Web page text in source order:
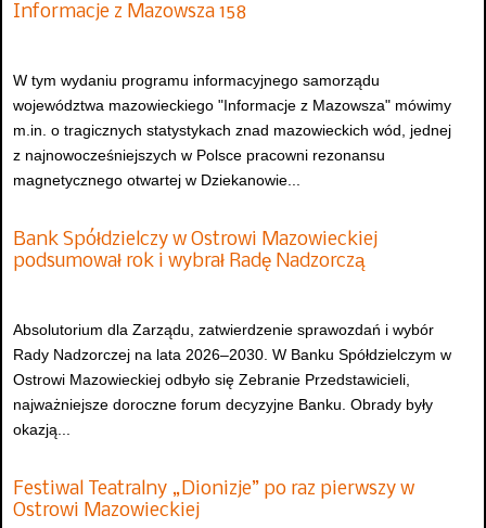
Informacje z Mazowsza 158
W tym wydaniu programu informacyjnego samorządu
województwa mazowieckiego "Informacje z Mazowsza" mówimy
m.in. o tragicznych statystykach znad mazowieckich wód, jednej
z najnowocześniejszych w Polsce pracowni rezonansu
magnetycznego otwartej w Dziekanowie...
Bank Spółdzielczy w Ostrowi Mazowieckiej
podsumował rok i wybrał Radę Nadzorczą
Absolutorium dla Zarządu, zatwierdzenie sprawozdań i wybór
Rady Nadzorczej na lata 2026–2030. W Banku Spółdzielczym w
Ostrowi Mazowieckiej odbyło się Zebranie Przedstawicieli,
najważniejsze doroczne forum decyzyjne Banku. Obrady były
okazją...
Festiwal Teatralny „Dionizje” po raz pierwszy w
Ostrowi Mazowieckiej